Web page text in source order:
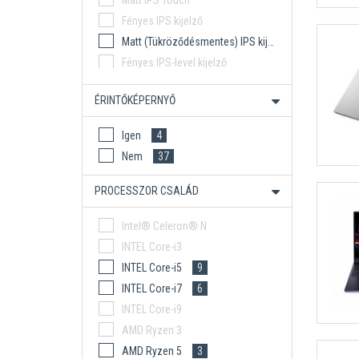
Fényes IPS kijelző
Matt (Tükröződésmentes) IPS kijelző
Fényes IPS-level kijelző
Matt (Tükröződésmentes) IPS-level kijelző
Fényes OLED kijelző
ÉRINTŐKÉPERNYŐ
Igen
4
Nem
37
PROCESSZOR CSALÁD
Intel® Celeron® N
INTEL Core-i3
INTEL Core-i5
9
INTEL Core-i7
6
INTEL Core-i9
AMD Ryzen 3
AMD Ryzen 5
3